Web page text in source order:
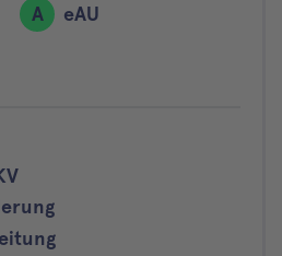
A
eAU